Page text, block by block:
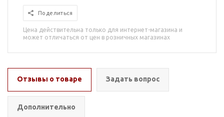
Поделиться
Цена действительна только для интернет-магазина и
может отличаться от цен в розничных магазинах
Отзывы о товаре Задать вопрос
Дополнительно